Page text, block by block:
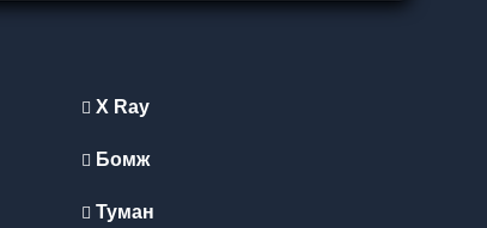
X Ray
Бомж
Туман